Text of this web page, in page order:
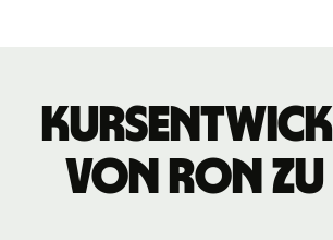
von RON zu